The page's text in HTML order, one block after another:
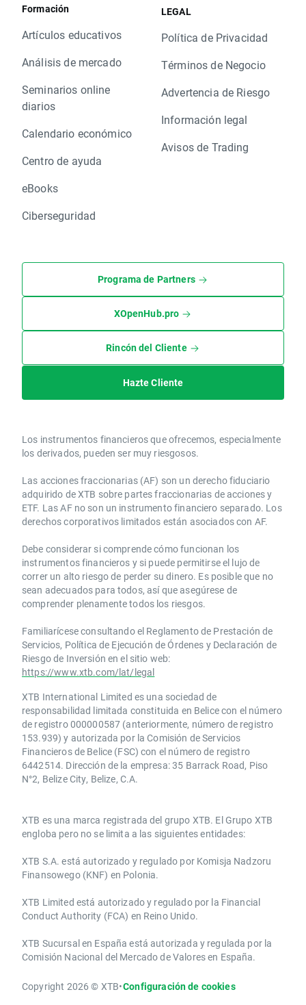
Formación
Artículos educativos
Análisis de mercado
Seminarios online
diarios
Calendario económico
Centro de ayuda
eBooks
Ciberseguridad
LEGAL
Política de Privacidad
Términos de Negocio
Advertencia de Riesgo
Información legal
Avisos de Trading
Programa de Partners
XOpenHub.pro
Rincón del Cliente
Hazte Cliente
Los instrumentos financieros que ofrecemos, especialmente
los derivados, pueden ser muy riesgosos.
Las acciones fraccionarias (AF) son un derecho fiduciario
adquirido de XTB sobre partes fraccionarias de acciones y
ETF. Las AF no son un instrumento financiero separado. Los
derechos corporativos limitados están asociados con AF.
Debe considerar si comprende cómo funcionan los
instrumentos financieros y si puede permitirse el lujo de
correr un alto riesgo de perder su dinero. Es posible que no
sean adecuados para todos, así que asegúrese de
comprender plenamente todos los riesgos.
Familiarícese consultando el Reglamento de Prestación de
Servicios, Política de Ejecución de Órdenes y Declaración de
Riesgo de Inversión en el sitio web:
https://www.xtb.com/lat/legal
XTB International Limited es una sociedad de
responsabilidad limitada constituida en Belice con el número
de registro 000000587 (anteriormente, número de registro
153.939) y autorizada por la Comisión de Servicios
Financieros de Belice (FSC) con el número de registro
6442514. Dirección de la empresa: 35 Barrack Road, Piso
N°2, Belize City, Belize, C.A.
​​XTB es una marca registrada del grupo XTB. El Grupo XTB
engloba pero no se limita a las siguientes entidades:
XTB S.A.​ está autorizado y regulado por Komisja Nadzoru
Finansowego (KNF) ​en Polonia.
XTB Limited ​está autorizado y regulado por la ​Financial
Conduct Authority ​(FCA) en ​​Reino Unido.
XTB Sucursal en España está autorizada y regulada por la
Comisión Nacional del Mercado de Valores en España.
Copyright 2026 © XTB•Configuración de cookies